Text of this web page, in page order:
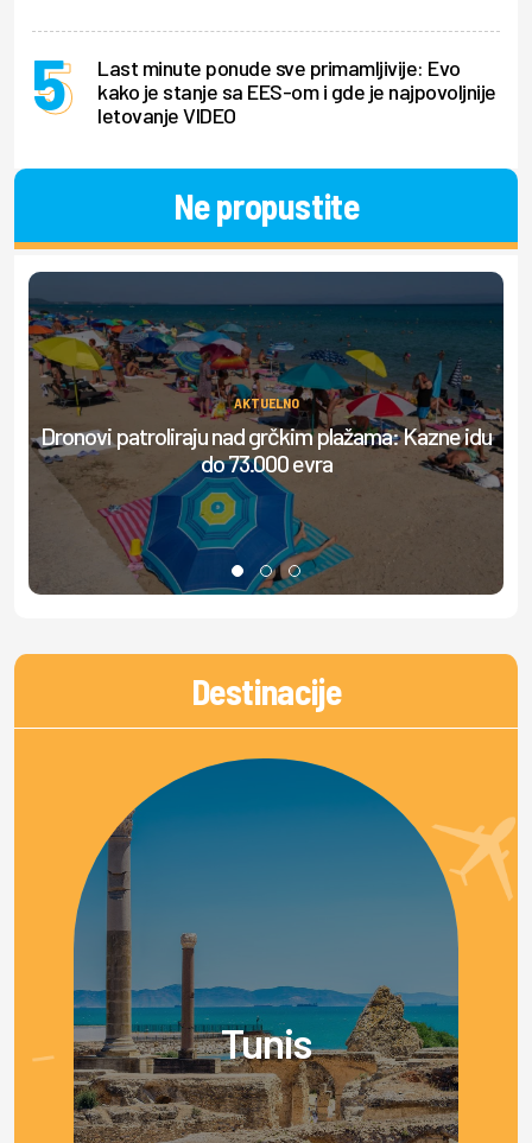
Last minute ponude sve primamljivije: Evo
kako je stanje sa EES-om i gde je najpovoljnije
letovanje VIDEO
Ne propustite
AKTUELNO
Dronovi patroliraju nad grčkim plažama: Kazne idu
do 73.000 evra
Destinacije
Tunis